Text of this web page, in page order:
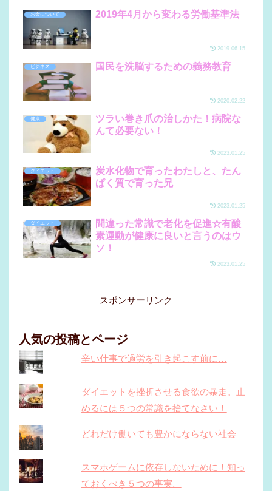
お金について 2019年4月から変わる労働基準法
2019.06.15
ビジネス 国民を洗脳するための義務教育
2020.02.22
健康
ツラい巻き爪の治しかた！病院な
んて必要ない！
2023.01.25
ダイエット
炭水化物で育ったわたしと、たん
ぱく質で育った兄
2023.01.25
ダイエット
間違った常識で老化を促進☆有酸
素運動が健康に良いと言うのはウ
ソ！
2023.01.25
スポンサーリンク
人気の投稿とページ
辛い仕事で過労を引き起こす前に…
ダイエットを挫折させる食欲の暴走。止
めるには５つの常識を捨てなさい！
どれだけ働いても豊かにならない社会
スマホゲームに依存しないために！知っ
ておくべき５つの事実。